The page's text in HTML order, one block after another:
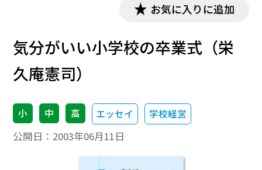
お気に入りに追加
気分がいい小学校の卒業式（栄
久庵憲司）
小 中 高 エッセイ 学校経営
公開日： 2003年06月11日